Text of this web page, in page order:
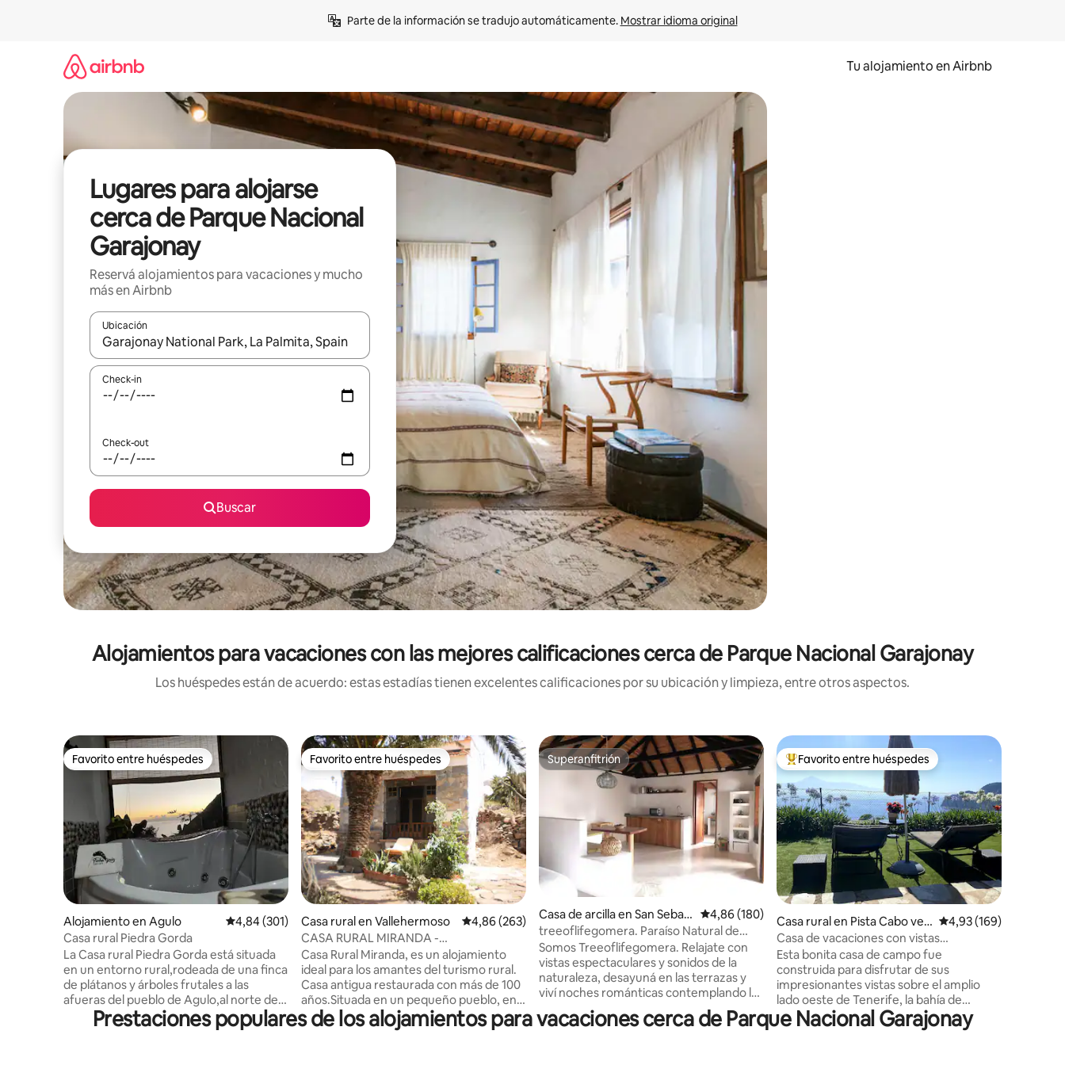
Parte de la información se tradujo automáticamente. Mostrar idioma original
Tu alojamiento en Airbnb
Lugares para alojarse
cerca de Parque Nacional
Garajonay
Reservá alojamientos para vacaciones y mucho
más en Airbnb
Ubicación
Cuando los resultados estén disponibles, navegá con las teclas de flecha hacia arriba y hacia abajo o explorá deslizando el dedo.
Check-in
Check-out
Buscar
Alojamientos para vacaciones con las mejores calificaciones cerca de Parque Nacional Garajonay
Los huéspedes están de acuerdo: estas estadías tienen excelentes calificaciones por su ubicación y limpieza, entre otros aspectos.
Favorito entre huéspedes
Favorito entre huéspedes
Alojamiento en Agulo Calificación promedio: 4,84 de 5. 301 evaluaciones
4,84 (301)
Casa rural Piedra Gorda
La Casa rural Piedra Gorda está situada
en un entorno rural,rodeada de una finca
de plátanos y árboles frutales a las
afueras del pueblo de Agulo,al norte de
la isla de la Gomera. Con unas
privilegiadas vistas del Teide y el mar. A
Favorito entre huéspedes
Favorito entre huéspedes
Casa rural en Vallehermoso Calificación promedio: 4,86 de 5. 263 evaluaciones
4,86 (263)
CASA RURAL MIRANDA -
VALLEHERMOSO
Casa Rural Miranda, es un alojamiento
ideal para los amantes del turismo rural.
Casa antigua restaurada con más de 100
años.Situada en un pequeño pueblo, en
una pequeña isla del atlántico, su
encanto y singularidad la hacen un lugar
Superanfitrión
Superanfitrión
Casa de arcilla en San Sebast
ián de La Gomera
Calificación promedio: 4,86 de 5. 180 evaluaciones
4,86 (180)
treeoflifegomera. Paraíso Natural de
tranquilidad.
Somos Treeoflifegomera. Relajate con
vistas espectaculares y sonidos de la
naturaleza, desayuná en las terrazas y
viví noches románticas contemplando las
descansar, rodeada de árboles, con cama
Favorito entre los huéspedes más destacados
Favorito entre huéspedes
Casa rural en Pista Cabo ver
de
Calificación promedio:
4,93 (169)
Casa de vacaciones con vistas
maravillosas a Tenerife
Esta bonita casa de campo fue
construida para disfrutar de sus
impresionantes vistas sobre el amplio
lado oeste de Tenerife, la bahía de
Hermigua e incluso las montañas más
altas de Agulo, por lo que está provista
Prestaciones populares de los alojamientos para vacaciones cerca de Parque Nacional Garajonay